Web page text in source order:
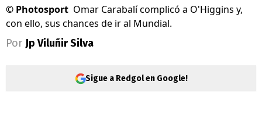
© Photosport Omar Carabalí complicó a O'Higgins y,
con ello, sus chances de ir al Mundial.
Por Jp Viluñir Silva
Sigue a Redgol en Google!